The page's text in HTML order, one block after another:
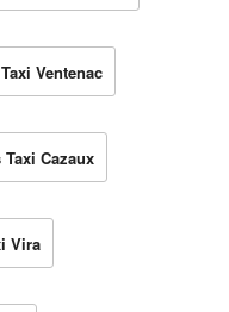
Ventenac
Taxi Cazaux
Vira